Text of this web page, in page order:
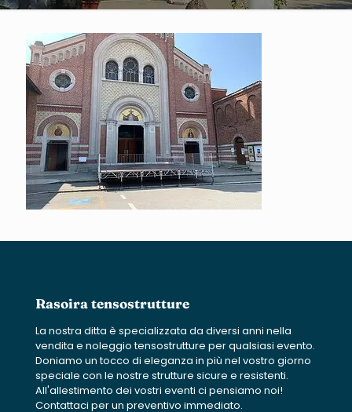
Rasoira tensostrutture
La nostra ditta è specializzata da diversi anni nella
vendita e noleggio tensostrutture per qualsiasi evento.
Doniamo un tocco di eleganza in più nel vostro giorno
speciale con le nostre strutture sicure e resistenti.
All'allestimento dei vostri eventi ci pensiamo noi!
Contattaci per un preventivo immediato.